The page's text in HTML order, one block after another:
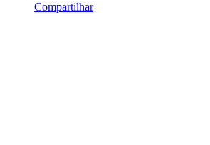
Compartilhar